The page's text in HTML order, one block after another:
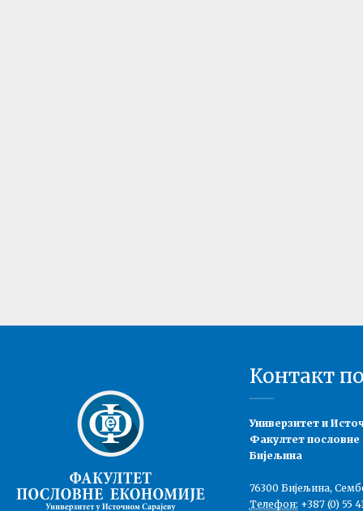
Контакт
Универзитет и
Факултет пословне
Бијељина
76300 Бијељина,
Телефон: +387 (0) 55